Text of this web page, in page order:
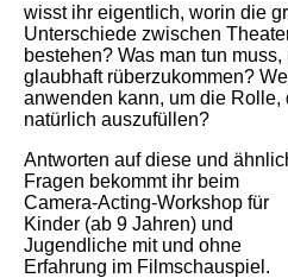
wisst ihr eigentlich, worin die
Unterschiede zwischen
bestehen? Was man tun
glaubhaft rüberzukommen?
anwenden kann, um die
natürlich auszufüllen?
Antworten auf diese und
Fragen bekommt ihr beim
Camera-Acting-Workshop für
Kinder (ab 9 Jahren) und
Jugendliche mit und ohne
Erfahrung im Filmschauspiel.